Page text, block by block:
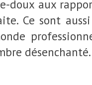
doux aux
Ce sont
désenchanté.